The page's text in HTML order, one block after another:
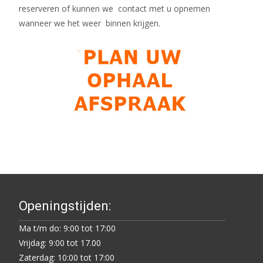
reserveren of kunnen we contact met u opnemen
wanneer we het weer binnen krijgen.
Openingstijden:
Ma t/m do: 9:00 tot 17:00
Vrijdag: 9:00 tot 17.00
Zaterdag: 10:00 tot 17:00